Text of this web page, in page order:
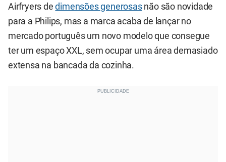
Airfryers dedimensões generosasnão são novidade
para a Philips, mas a marca acaba de lançar no
mercado português um novo modelo que consegue
ter um espaço XXL, sem ocupar uma área demasiado
extensa na bancada da cozinha.